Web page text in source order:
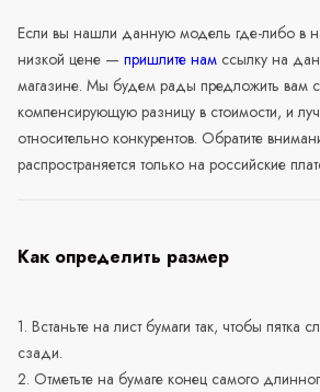
Если вы нашли данную модель где-либо в
низкой цене — пришлите нам ссылку на
магазине. Мы будем рады предложить вам
компенсирующую разницу в стоимости, и
относительно конкурентов. Обратите
распространяется только на российские
Как определить размер
1. Встаньте на лист бумаги так, чтобы пятка
сзади.
2. Отметьте на бумаге конец самого